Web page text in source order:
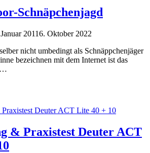
Schnäpchenjagd
20116. Oktober 2022
nicht umbedingt als Schnäppchenjäger
bezeichnen mit dem Internet ist das
& Praxistest Deuter ACT